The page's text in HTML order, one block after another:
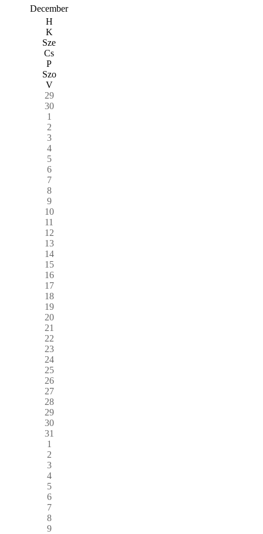
December
H
K
Sze
Cs
P
Szo
V
29
30
1
2
3
4
5
6
7
8
9
10
11
12
13
14
15
16
17
18
19
20
21
22
23
24
25
26
27
28
29
30
31
1
2
3
4
5
6
7
8
9